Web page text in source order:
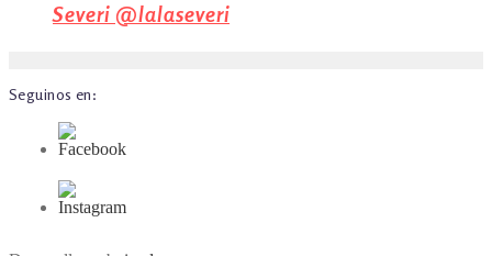
Severi @lalaseveri
Seguinos en: